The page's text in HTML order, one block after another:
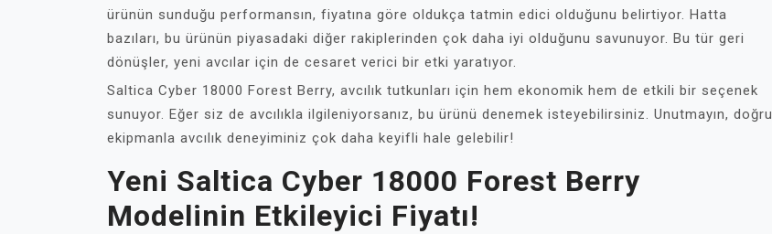
ürünün sunduğu performansın, fiyatına göre oldukça tatmin edici olduğunu belirtiyor. Hatta
bazıları, bu ürünün piyasadaki diğer rakiplerinden çok daha iyi olduğunu savunuyor. Bu tür geri
dönüşler, yeni avcılar için de cesaret verici bir etki yaratıyor.
Saltica Cyber 18000 Forest Berry, avcılık tutkunları için hem ekonomik hem de etkili bir seçenek
sunuyor. Eğer siz de avcılıkla ilgileniyorsanız, bu ürünü denemek isteyebilirsiniz. Unutmayın, doğru
ekipmanla avcılık deneyiminiz çok daha keyifli hale gelebilir!
Yeni Saltica Cyber 18000 Forest Berry
Modelinin Etkileyici Fiyatı!